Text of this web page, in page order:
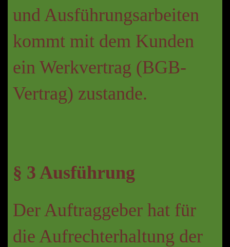
und Ausführungsarbeiten
kommt mit dem Kunden
ein Werkvertrag (BGB-
Vertrag) zustande.
§ 3 Ausführung
Der Auftraggeber hat für
die Aufrechterhaltung der